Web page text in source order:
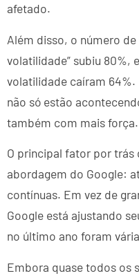
afetado.
Além disso, o número
volatilidade” subiu 80%,
volatilidade caíram
não só estão
também com mais força.
O principal fator por trás
abordagem do Google:
contínuas. Em vez de
Google está ajustando
no último ano foram
Embora quase todos os